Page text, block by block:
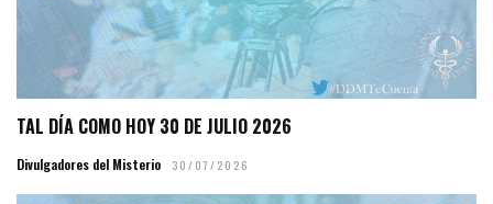
TAL DÍA COMO HOY 30 DE JULIO 2026
Divulgadores del Misterio 30/07/2026